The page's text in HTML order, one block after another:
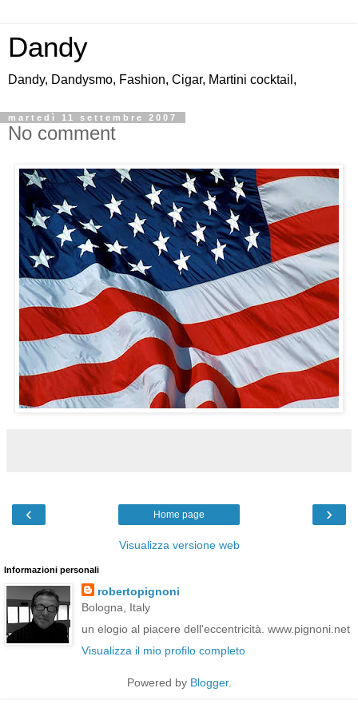
Dandy
Dandy, Dandysmo, Fashion, Cigar, Martini cocktail,
martedì 11 settembre 2007
No comment
‹ ›
Home page
Visualizza versione web
Informazioni personali
robertopignoni
Bologna, Italy
un elogio al piacere dell'eccentricità. www.pignoni.net
Visualizza il mio profilo completo
Powered by Blogger.